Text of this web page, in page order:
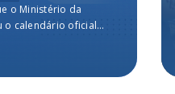
o Ministério da
o calendário oficial